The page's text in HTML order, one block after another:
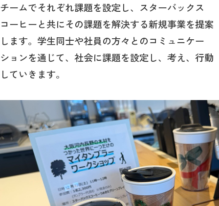
チームでそれぞれ課題を設定し、スターバックス
コーヒーと共にその課題を解決する新規事業を提案
します。学生同士や社員の方々とのコミュニケー
ションを通じて、社会に課題を設定し、考え、行動
していきます。